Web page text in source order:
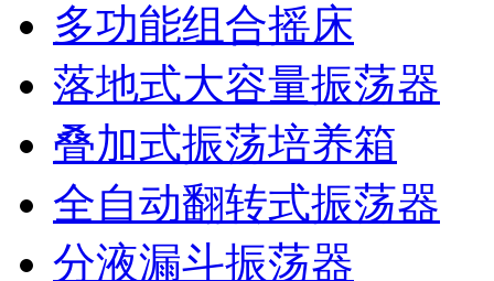
多功能组合摇床
落地式大容量振荡器
叠加式振荡培养箱
全自动翻转式振荡器
分液漏斗振荡器